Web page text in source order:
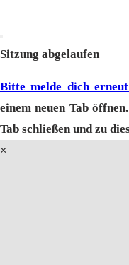
schließen
Sitzung abgelaufen
Bitte melde dich
einem neuen Tab
Tab schließen und zu
×